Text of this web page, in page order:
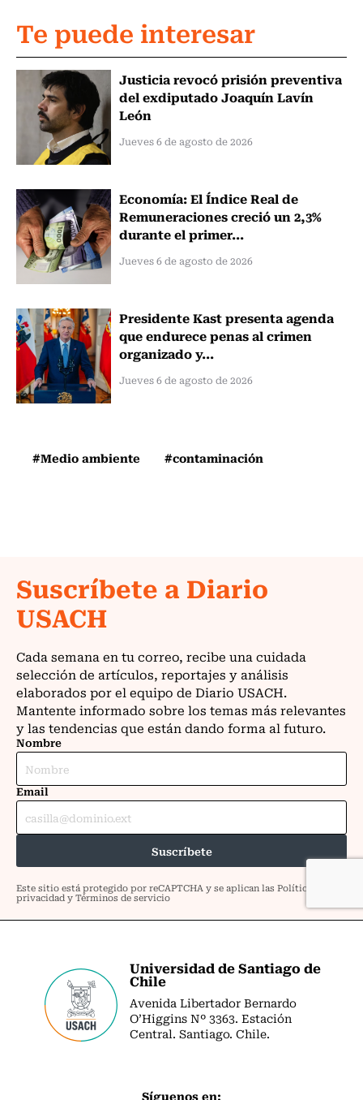
Te puede interesar
Justicia revocó prisión preventiva
del exdiputado Joaquín Lavín
León
Jueves 6 de agosto de 2026
Economía: El Índice Real de
Remuneraciones creció un 2,3%
durante el primer...
Jueves 6 de agosto de 2026
Presidente Kast presenta agenda
que endurece penas al crimen
organizado y...
Jueves 6 de agosto de 2026
#Medio ambiente #contaminación
Universidad de Santiago de
Chile
Avenida Libertador Bernardo
O’Higgins Nº 3363. Estación
Central. Santiago. Chile.
Síguenos en: